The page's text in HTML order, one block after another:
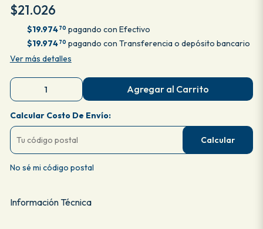
$21.026
$19.974 70 pagando con Efectivo
$19.974 70 pagando con Transferencia o depósito bancario
Ver más detalles
Agregar al Carrito
Calcular Costo De Envío:
Calcular
No sé mi código postal
Información Técnica